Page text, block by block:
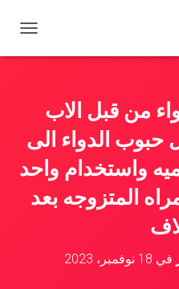
ب
ت
ق
من قبل الاب
حبوب الدواء الى
واستخدام واحد
المتزوجه بعد
في 18 نوفمبر، 2023